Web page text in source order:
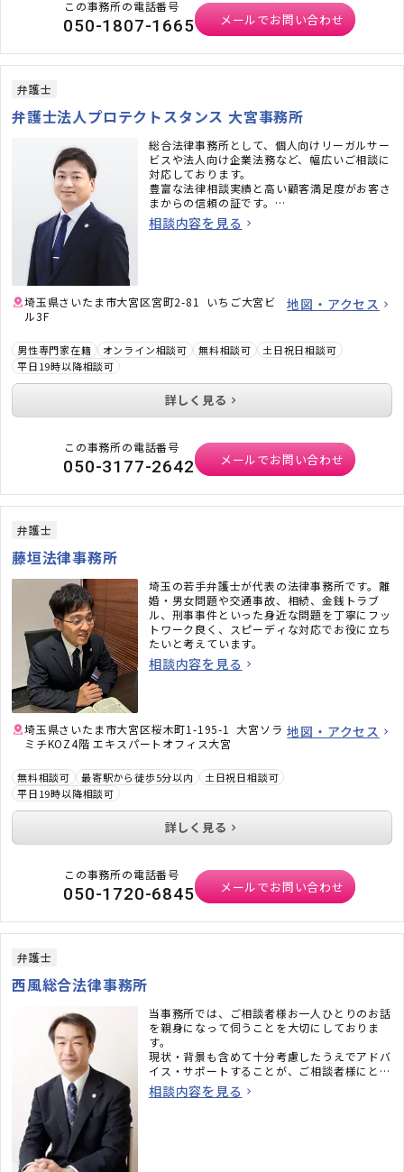
この事務所の電話番号
050-1807-1665 メールでお問い合わせ
弁護士
弁護士法人プロテクトスタンス 大宮事務所
総合法律事務所として、個人向けリーガルサー
ビスや法人向け企業法務など、幅広いご相談に
対応しております。
豊富な法律相談実績と高い顧客満足度がお客さ
まからの信頼の証です。
また、相続問題や労働問題などでは、グループ
■借金返済・債務整理専門サイト
■交通事故被害のための専門サイト
相談内容を見る
埼玉県さいたま市大宮区宮町2-81 いちご大宮ビ
ル3F
地図・アクセス
男性専門家在籍 オンライン相談可 無料相談可
土日祝日相談可
平日19時以降相談可
詳しく見る
この事務所の電話番号
050-3177-2642 メールでお問い合わせ
弁護士
藤垣法律事務所
埼玉の若手弁護士が代表の法律事務所です。離
婚・男女問題や交通事故、相続、金銭トラブ
ル、刑事事件といった身近な問題を丁寧にフッ
トワーク良く、スピーディな対応でお役に立ち
たいと考えています。
相談内容を見る
埼玉県さいたま市大宮区桜木町1-195-1 大宮ソラ
ミチKOZ4階 エキスパートオフィス大宮
地図・アクセス
無料相談可 最寄駅から徒歩5分以内
土日祝日相談可
平日19時以降相談可
詳しく見る
この事務所の電話番号
050-1720-6845 メールでお問い合わせ
弁護士
西風総合法律事務所
当事務所では、ご相談者様お一人ひとりのお話
を親身になって伺うことを大切にしておりま
す。
現状・背景も含めて十分考慮したうえでアドバ
イス・サポートすることが、ご相談者様にとっ
ての「最善の解決」につながると考えるからで
す。
相談内容を見る